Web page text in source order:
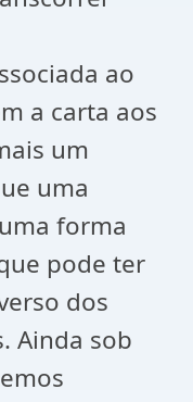
ao
a carta aos
um
uma
forma
pode ter
dos
Ainda sob